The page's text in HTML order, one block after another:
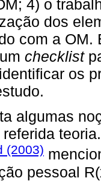
4) o
dos
com a
checklist
os
algumas
(2003)
pessoal